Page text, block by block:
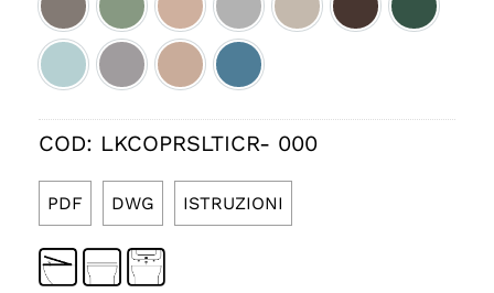
Cashmere satinato cod.030
Salvia satinato cod.031
Cipria satinato cod.032
Perla satinato cod.033
Sabbia satinato cod.034
Cacao satinato
Ice satinato cod.037
Fumo satinato cod.038
Rosa lucido cod.039
Denim lucido cod.040
COD: LKCOPRSLTICR- 000
PDF DWG ISTRUZIONI